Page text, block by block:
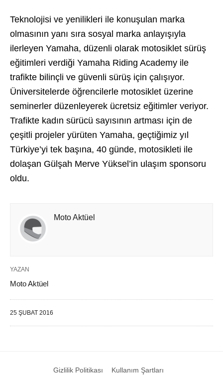
Teknolojisi ve yenilikleri ile konuşulan marka
olmasının yanı sıra sosyal marka anlayışıyla
ilerleyen Yamaha, düzenli olarak motosiklet sürüş
eğitimleri verdiği Yamaha Riding Academy ile
trafikte bilinçli ve güvenli sürüş için çalışıyor.
Üniversitelerde öğrencilerle motosiklet üzerine
seminerler düzenleyerek ücretsiz eğitimler veriyor.
Trafikte kadın sürücü sayısının artması için de
çeşitli projeler yürüten Yamaha, geçtiğimiz yıl
Türkiye’yi tek başına, 40 günde, motosikleti ile
dolaşan Gülşah Merve Yüksel’in ulaşım sponsoru
oldu.
Moto Aktüel
YAZAN
Moto Aktüel
25 ŞUBAT 2016
Gizlilik Politikası Kullanım Şartları